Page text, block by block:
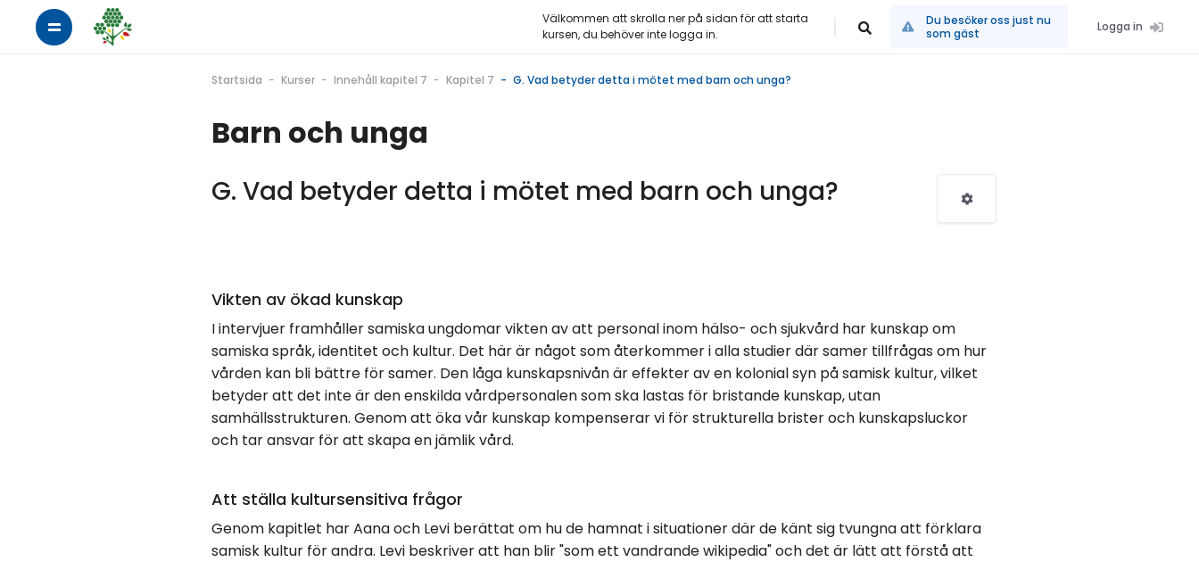
Välkommen att skrolla ner på sidan för att starta
kursen, du behöver inte logga in.
Du besöker oss just nu
som gäst
Logga in
Startsida Kurser Innehåll kapitel 7 Kapitel 7 G. Vad betyder detta i mötet med barn och unga?
Barn och unga
G. Vad betyder detta i mötet med barn och unga?
Vikten av ökad kunskap
I intervjuer framhåller samiska ungdomar vikten av att personal inom hälso- och sjukvård har kunskap om
samiska språk, identitet och kultur. Det här är något som återkommer i alla studier där samer tillfrågas om hur
vården kan bli bättre för samer. Den låga kunskapsnivån är effekter av en kolonial syn på samisk kultur, vilket
betyder att det inte är den enskilda vårdpersonalen som ska lastas för bristande kunskap, utan
samhällsstrukturen. Genom att öka vår kunskap kompenserar vi för strukturella brister och kunskapsluckor
och tar ansvar för att skapa en jämlik vård.
Att ställa kultursensitiva frågor
Genom kapitlet har Aana och Levi berättat om hu de hamnat i situationer där de känt sig tvungna att förklara
samisk kultur för andra. Levi beskriver att han blir "som ett vandrande wikipedia" och det är lätt att förstå att